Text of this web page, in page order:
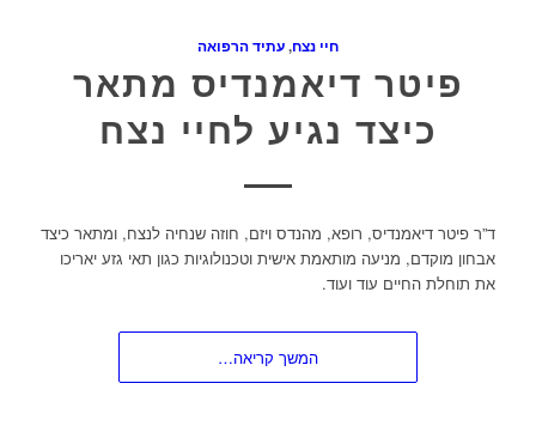
חיי נצח,עתיד הרפואה
פיטר דיאמנדיס מתאר
כיצד נגיע לחיי נצח
ד”ר פיטר דיאמנדיס, רופא, מהנדס ויזם, חוזה שנחיה לנצח, ומתאר כיצד
אבחון מוקדם, מניעה מותאמת אישית וטכנולוגיות כגון תאי גזע יאריכו
את תוחלת החיים עוד ועוד.
המשך קריאה…